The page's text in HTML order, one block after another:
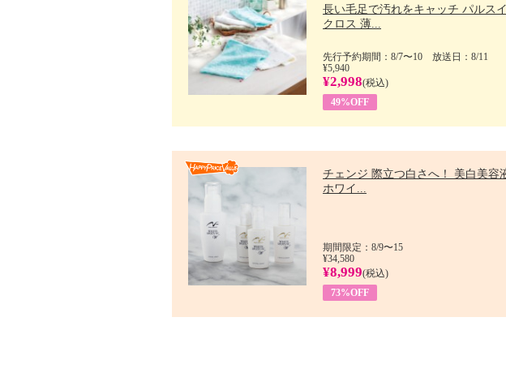
長い毛足で汚れをキャッチ パルスイ
クロス 薄...
先行予約期間：8/7〜10 放送日：8/11
¥5,940
¥2,998(税込)
49%OFF
チェンジ 際立つ白さへ！ 美白美容
ホワイ...
期間限定：8/9〜15
¥34,580
¥8,999(税込)
73%OFF